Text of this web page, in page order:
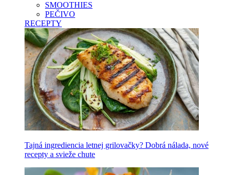
SMOOTHIES
PEČIVO
RECEPTY
Tajná ingrediencia letnej grilovačky? Dobrá nálada, nové
recepty a svieže chute